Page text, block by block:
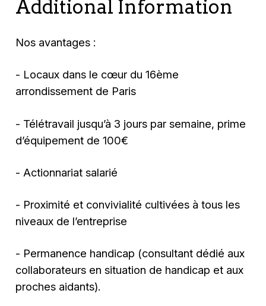
Additional Information
Nos avantages :
- Locaux dans le cœur du 16ème
arrondissement de Paris
- Télétravail jusqu’à 3 jours par semaine, prime
d’équipement de 100€
- Actionnariat salarié
- Proximité et convivialité cultivées à tous les
niveaux de l’entreprise
- Permanence handicap (consultant dédié aux
collaborateurs en situation de handicap et aux
proches aidants).